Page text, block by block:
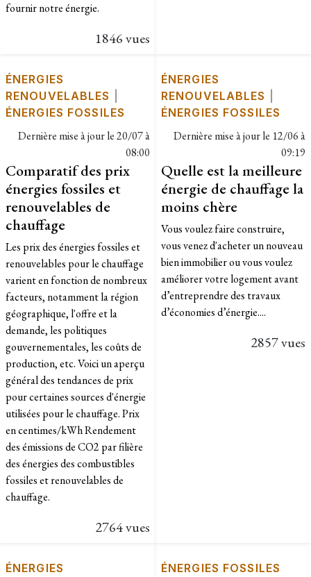
fournir notre énergie.
1846 vues
ÉNERGIES
RENOUVELABLES
ÉNERGIES FOSSILES
Dernière mise à jour le20/07 à
08:00
Comparatif des prix
énergies fossiles et
renouvelables de
chauffage
Les prix des énergies fossiles et
renouvelables pour le chauffage
varient en fonction de nombreux
facteurs, notamment la région
géographique, l'offre et la
demande, les politiques
gouvernementales, les coûts de
production, etc. Voici un aperçu
général des tendances de prix
pour certaines sources d'énergie
utilisées pour le chauffage. Prix
en centimes/kWh Rendement
des émissions de CO2 par filière
des énergies des combustibles
fossiles et renouvelables de
chauffage.
2764 vues
ÉNERGIES
RENOUVELABLES
ÉNERGIES FOSSILES
Dernière mise à jour le 12/06 à
09:19
Quelle est la meilleure
énergie de chauffage la
moins chère
Vous voulez faire construire,
vous venez d'acheter un nouveau
bien immobilier ou vous voulez
améliorer votre logement avant
d’entreprendre des travaux
d’économies d’énergie....
2857 vues
ÉNERGIES
ÉNERGIES FOSSILES